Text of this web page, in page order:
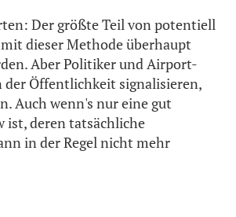
Der größte Teil von potentiell
dieser Methode überhaupt
Aber Politiker und Airport-
der Öffentlichkeit signalisieren,
Auch wenn's nur eine gut
ist, deren tatsächliche
in der Regel nicht mehr